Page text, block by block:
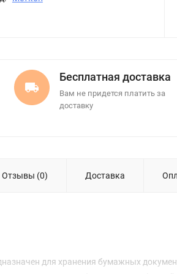
Бесплатная доставка
Вам не придется платить за
доставку
Отзывы (0) Доставка
для хранения бумажных